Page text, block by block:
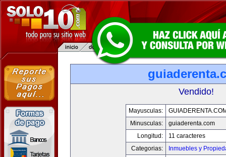
Vendido!
Mayusculas:
Minusculas:
guiaderenta.com
Longitud:
11 caracteres
Categorias:
Inmuebles y